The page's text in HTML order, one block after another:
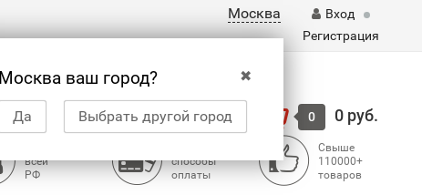
Москва
✖
Москва ваш город?
Да Выбрать другой город
Вход
Регистрация
Корзина 0 0 руб.
всей
РФ
способы
оплаты
Свыше
110000+
товаров